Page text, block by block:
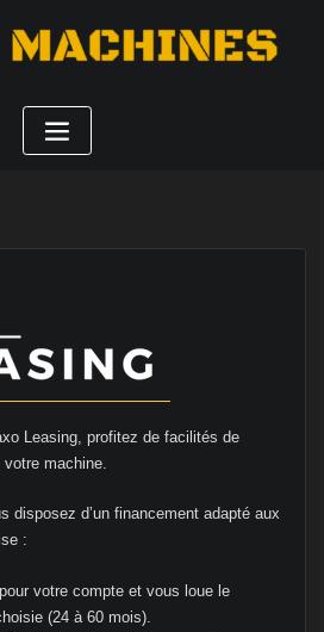
Leasing, profitez de facilités de
machine.
disposez d’un financement adapté aux
:
votre compte et vous loue le
(24 à 60 mois).